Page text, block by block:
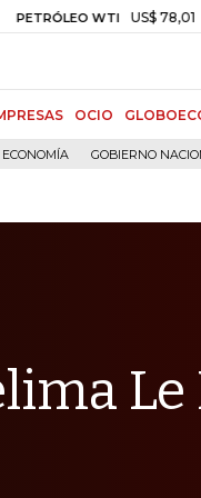
WTI US$ 78,01 US$
OCIO
ECONOMÍA GOBIERNO
Le